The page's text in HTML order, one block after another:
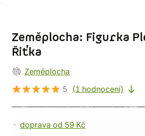
Zeměplocha: Figurka
Řiťka
Zeměplocha
5
(1 hodnocení)
doprava od 59 Kč